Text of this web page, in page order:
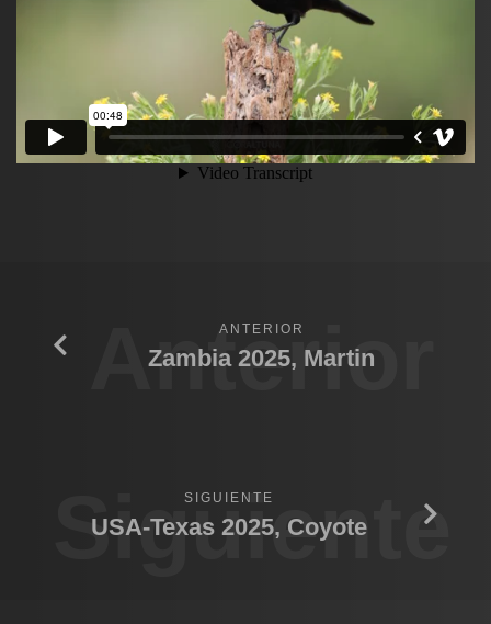
Anterior
ANTERIOR
Zambia 2025, Martin
Siguiente
SIGUIENTE
USA-Texas 2025, Coyote